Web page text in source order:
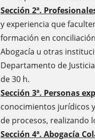
Sección 2ª.
y experiencia que
formación en
Abogacía u otras
Departamento de
de 30 h.
Sección 3ª. Personas
conocimientos jurídicos
de procesos, realizando
Sección 4ª. Abogacía